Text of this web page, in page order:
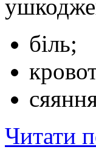
біль;
Читати